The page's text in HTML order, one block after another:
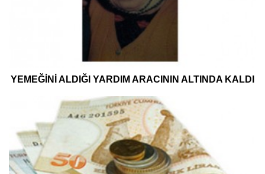
YEMEĞİNİ ALDIĞI YARDIM ARACININ ALTINDA KALDI